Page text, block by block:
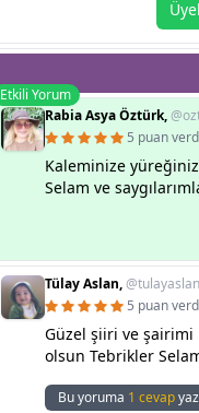
Etkili Yorum
Rabia Asya Öztürk,
5 puan
Kaleminize
Selam ve
Tülay Aslan,@tulayaslan
5 puan
Güzel şiiri ve
olsun Tebrikler
Bu yoruma 1 cevap